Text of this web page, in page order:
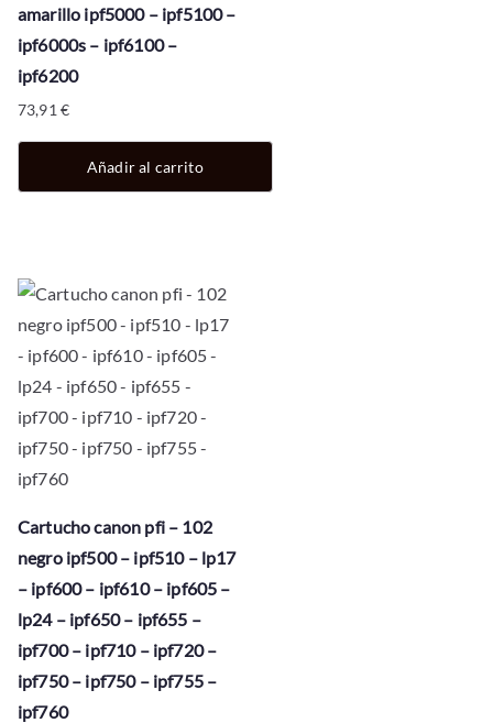
amarillo ipf5000 – ipf5100 –
ipf6000s – ipf6100 –
ipf6200
73,91 €
Añadir al carrito
Cartucho canon pfi – 102
negro ipf500 – ipf510 – lp17
– ipf600 – ipf610 – ipf605 –
lp24 – ipf650 – ipf655 –
ipf700 – ipf710 – ipf720 –
ipf750 – ipf750 – ipf755 –
ipf760